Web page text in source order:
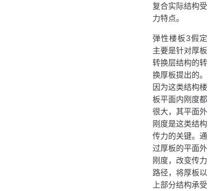
复合实际结构受
力特点。
弹性楼板3假定
主要是针对厚板
转换层结构的转
换厚板提出的。
因为这类结构楼
板平面内刚度都
很大，其平面外
刚度是这类结构
传力的关键。通
过厚板的平面外
刚度，改变传力
路径，将厚板以
上部分结构承受